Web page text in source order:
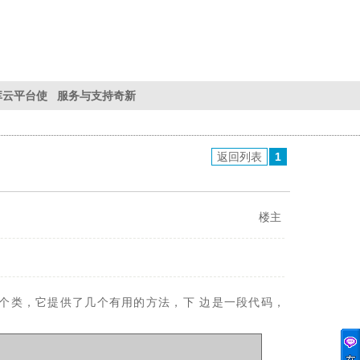
云平台使 服务与支持奇新
返回列表
1
楼主
类，它提供了几个有用的方法，下 边是一段代码，